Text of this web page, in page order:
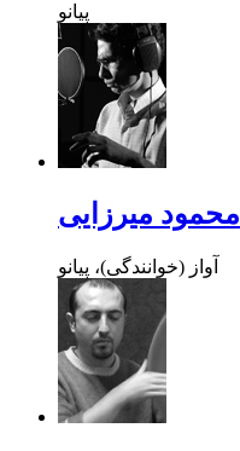
پیانو
محمود میرزایی
آواز (خوانندگی)، پیانو